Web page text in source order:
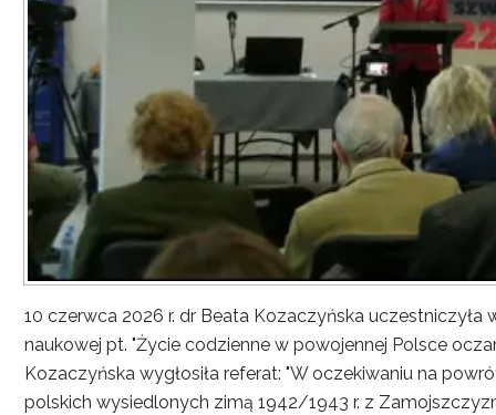
10 czerwca 2026 r. dr Beata Kozaczyńska uczestniczyła
naukowej pt. "Życie codzienne w powojennej Polsce
Kozaczyńska wygłosiła referat: "W oczekiwaniu na
polskich wysiedlonych zimą 1942/1943 r. z